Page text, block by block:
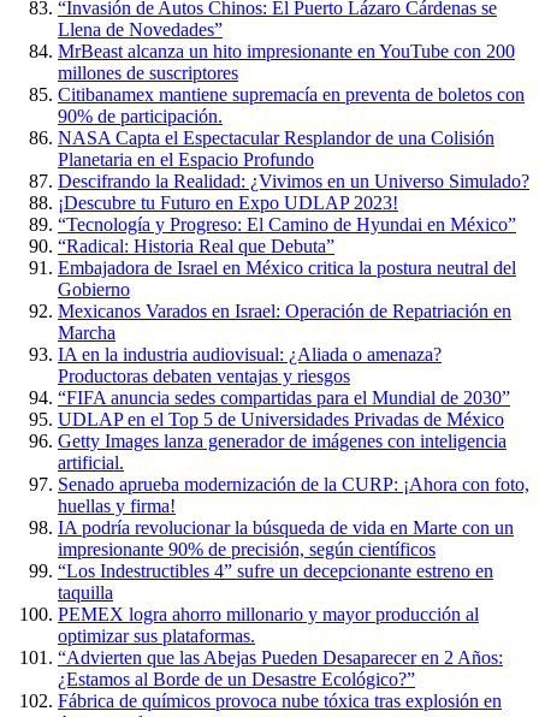
“Invasión de Autos Chinos: El Puerto Lázaro Cárdenas se
Llena de Novedades”
MrBeast alcanza un hito impresionante en YouTube con 200
millones de suscriptores
Citibanamex mantiene supremacía en preventa de boletos con
90% de participación.
NASA Capta el Espectacular Resplandor de una Colisión
Planetaria en el Espacio Profundo
Descifrando la Realidad: ¿Vivimos en un Universo Simulado?
¡Descubre tu Futuro en Expo UDLAP 2023!
“Tecnología y Progreso: El Camino de Hyundai en México”
“Radical: Historia Real que Debuta”
Embajadora de Israel en México critica la postura neutral del
Gobierno
Mexicanos Varados en Israel: Operación de Repatriación en
Marcha
IA en la industria audiovisual: ¿Aliada o amenaza?
Productoras debaten ventajas y riesgos
“FIFA anuncia sedes compartidas para el Mundial de 2030”
UDLAP en el Top 5 de Universidades Privadas de México
Getty Images lanza generador de imágenes con inteligencia
artificial.
Senado aprueba modernización de la CURP: ¡Ahora con foto,
huellas y firma!
IA podría revolucionar la búsqueda de vida en Marte con un
impresionante 90% de precisión, según científicos
“Los Indestructibles 4” sufre un decepcionante estreno en
taquilla
PEMEX logra ahorro millonario y mayor producción al
optimizar sus plataformas.
“Advierten que las Abejas Pueden Desaparecer en 2 Años:
¿Estamos al Borde de un Desastre Ecológico?”
Fábrica de químicos provoca nube tóxica tras explosión en